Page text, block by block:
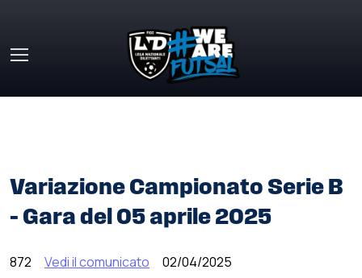
Variazione Campionato Serie B
– Gara del 05 aprile 2025
872 Vedi il comunicato 02/04/2025